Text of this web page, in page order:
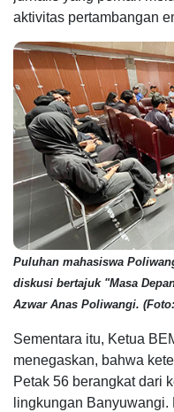
aktivitas pertambangan
Puluhan mahasiswa
diskusi bertajuk "Masa
Azwar Anas Poliwangi.
Sementara itu, Ketua
menegaskan, bahwa
Petak 56 berangkat dari
lingkungan